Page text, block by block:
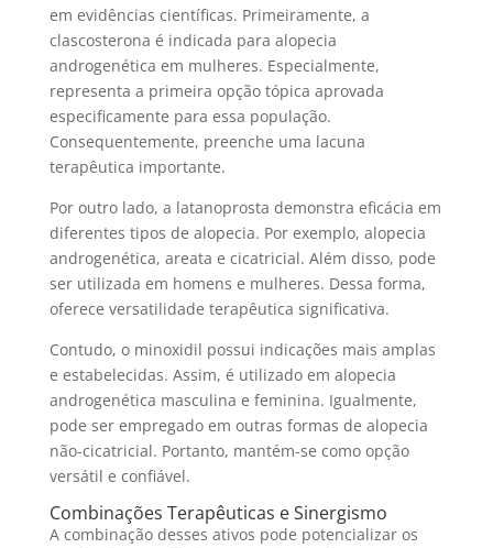
em evidências científicas. Primeiramente, a
clascosterona é indicada para alopecia
androgenética em mulheres. Especialmente,
representa a primeira opção tópica aprovada
especificamente para essa população.
Consequentemente, preenche uma lacuna
terapêutica importante.
Por outro lado, a latanoprosta demonstra eficácia em
diferentes tipos de alopecia. Por exemplo, alopecia
androgenética, areata e cicatricial. Além disso, pode
ser utilizada em homens e mulheres. Dessa forma,
oferece versatilidade terapêutica significativa.
Contudo, o minoxidil possui indicações mais amplas
e estabelecidas. Assim, é utilizado em alopecia
androgenética masculina e feminina. Igualmente,
pode ser empregado em outras formas de alopecia
não-cicatricial. Portanto, mantém-se como opção
versátil e confiável.
Combinações Terapêuticas e Sinergismo
A combinação desses ativos pode potencializar os